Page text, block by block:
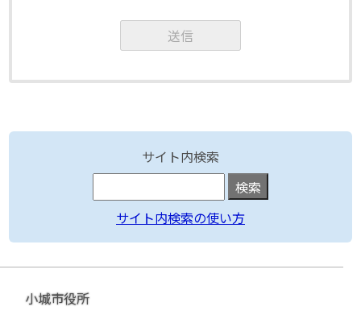
サイト内検索
サイト内検索の使い方
小城市役所